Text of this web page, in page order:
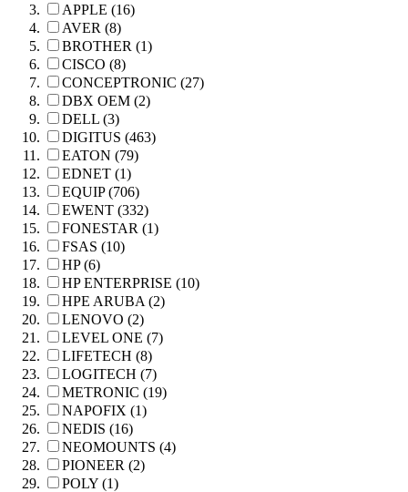
APPLE (16)
AVER (8)
BROTHER (1)
CISCO (8)
CONCEPTRONIC (27)
DBX OEM (2)
DELL (3)
DIGITUS (463)
EATON (79)
EDNET (1)
EQUIP (706)
EWENT (332)
FONESTAR (1)
FSAS (10)
HP (6)
HP ENTERPRISE (10)
HPE ARUBA (2)
LENOVO (2)
LEVEL ONE (7)
LIFETECH (8)
LOGITECH (7)
METRONIC (19)
NAPOFIX (1)
NEDIS (16)
NEOMOUNTS (4)
PIONEER (2)
POLY (1)